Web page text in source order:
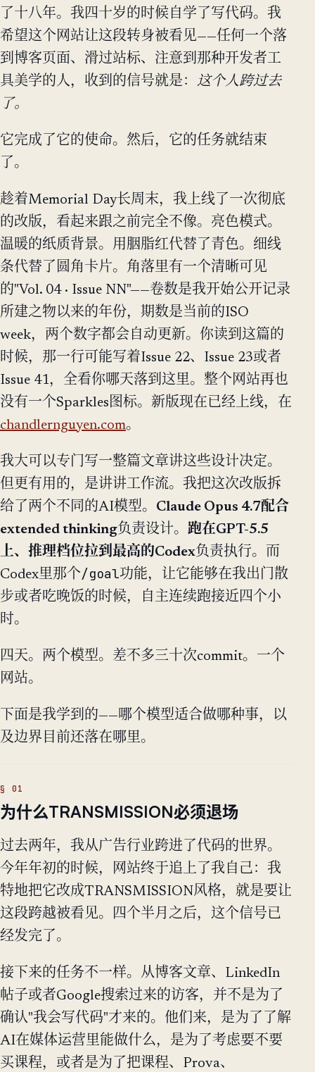
了十八年。我四十岁的时候自学了写代码。我
希望这个网站让这段转身被看见——任何一个落
到博客页面、滑过站标、注意到那种开发者工
具美学的人，收到的信号就是： 这个人跨过去
了。
它完成了它的使命。然后，它的任务就结束
了。
趁着Memorial Day长周末，我上线了一次彻底
的改版，看起来跟之前完全不像。亮色模式。
温暖的纸质背景。用胭脂红代替了青色。细线
条代替了圆角卡片。角落里有一个清晰可见
的"Vol. 04 · Issue NN"——卷数是我开始公开记录
所建之物以来的年份，期数是当前的ISO
week，两个数字都会自动更新。你读到这篇的
时候，那一行可能写着Issue 22、Issue 23或者
Issue 41，全看你哪天落到这里。整个网站再也
没有一个Sparkles图标。新版现在已经上线，在
chandlernguyen.com。
我大可以专门写一整篇文章讲这些设计决定。
但更有用的，是讲讲工作流。我把这次改版拆
给了两个不同的AI模型。 Claude Opus 4.7配合
extended thinking负责设计。 跑在GPT-5.5
上、推理档位拉到最高的Codex负责执行。而
Codex里那个/goal功能，让它能够在我出门散
步或者吃晚饭的时候，自主连续跑接近四个小
时。
四天。两个模型。差不多三十次commit。一个
网站。
下面是我学到的——哪个模型适合做哪种事，以
及边界目前还落在哪里。
为什么TRANSMISSION必须退场
过去两年，我从广告行业跨进了代码的世界。
今年年初的时候，网站终于追上了我自己：我
特地把它改成TRANSMISSION风格，就是要让
这段跨越被看见。四个半月之后，这个信号已
经发完了。
接下来的任务不一样。从博客文章、LinkedIn
帖子或者Google搜索过来的访客，并不是为了
确认"我会写代码"才来的。他们来，是为了了解
AI在媒体运营里能做什么，是为了考虑要不要
买课程，或者是为了把课程、Prova、